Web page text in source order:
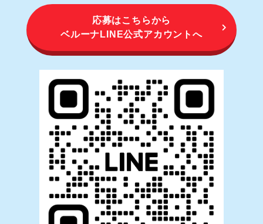
応募はこちらから
ベルーナLINE公式アカウントへ